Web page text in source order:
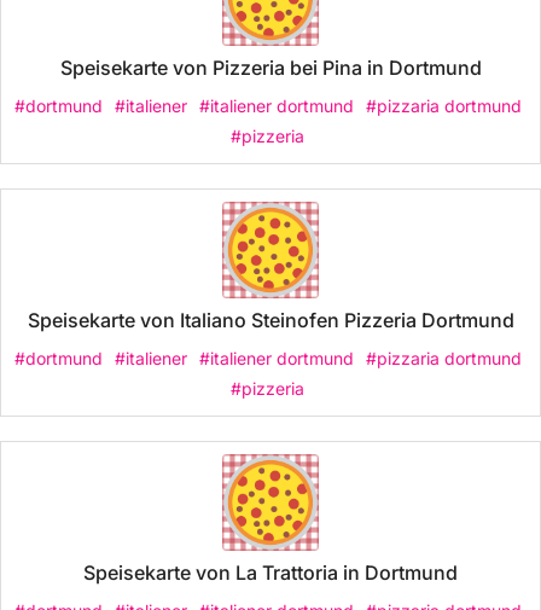
Speisekarte von Pizzeria bei Pina in Dortmund
#dortmund #italiener #italiener dortmund
#pizzaria dortmund
#pizzeria
Speisekarte von Italiano Steinofen Pizzeria Dortmund
#dortmund #italiener #italiener dortmund
#pizzaria dortmund
#pizzeria
Speisekarte von La Trattoria in Dortmund